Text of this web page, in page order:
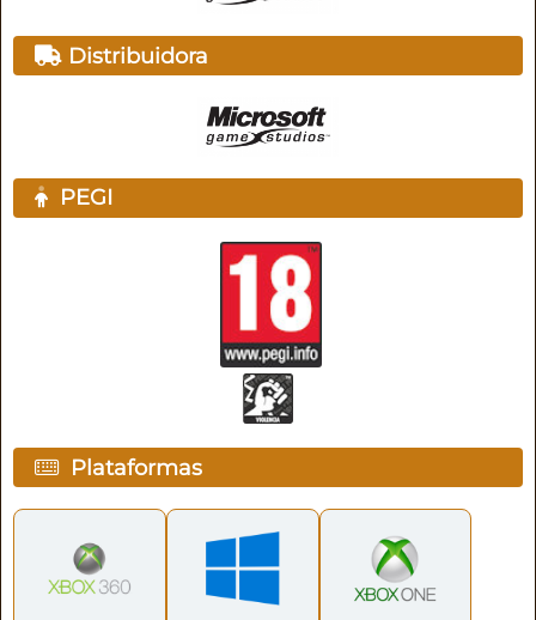
Distribuidora
PEGI
Plataformas